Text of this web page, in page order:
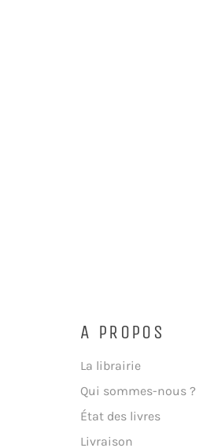
A PROPOS
La librairie
Qui sommes-nous ?
État des livres
Livraison